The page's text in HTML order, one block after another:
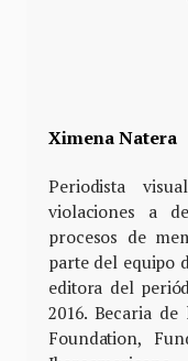
Ximena Natera
Periodista
violaciones a
procesos de
parte del equipo
editora del
2016. Becaria
Foundation,